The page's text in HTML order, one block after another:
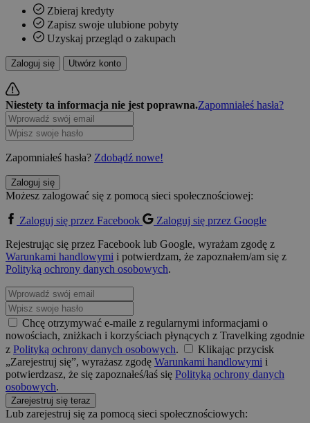
Zbieraj kredyty
Zapisz swoje ulubione pobyty
Uzyskaj przegląd o zakupach
Zaloguj się Utwórz konto
Niestety ta informacja nie jest poprawna.Zapomniałeś hasła?
Zapomniałeś hasła? Zdobądź nowe!
Zaloguj się
Możesz zalogować się z pomocą sieci społecznościowej:
Zaloguj się przez Facebook
Zaloguj się przez Google
Rejestrując się przez Facebook lub Google, wyrażam zgodę z
Warunkami handlowymi i potwierdzam, że zapoznałem/am się z
Polityką ochrony danych osobowych.
Chcę otrzymywać e-maile z regularnymi informacjami o
nowościach, zniżkach i korzyściach płynących z Travelking zgodnie
z Polityką ochrony danych osobowych.
Klikając przycisk
„Zarejestruj się”, wyrażasz zgodę Warunkami handlowymi i
potwierdzasz, że się zapoznałeś/łaś się Polityką ochrony danych
osobowych.
Zarejestruj się teraz
Lub zarejestruj się za pomocą sieci społecznościowych: